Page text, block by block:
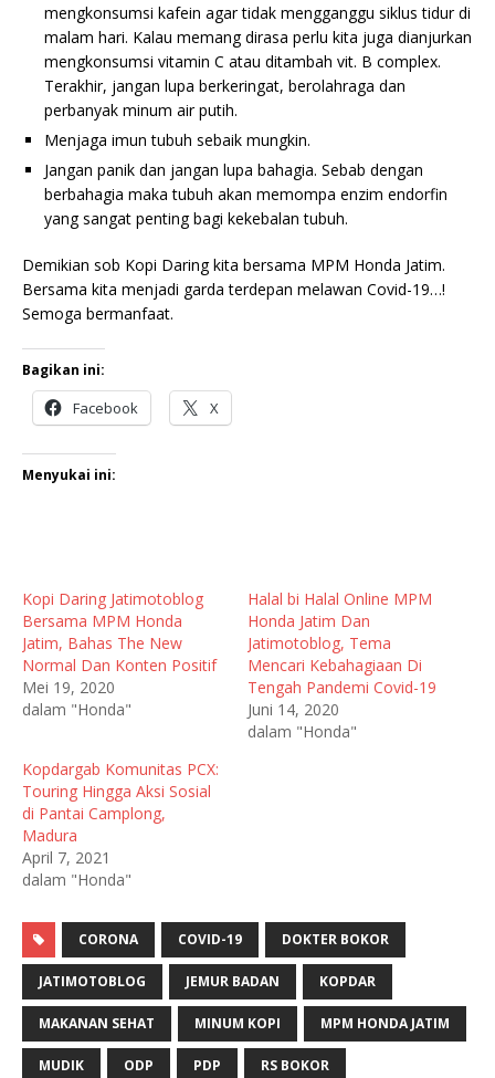
mengkonsumsi kafein agar tidak mengganggu siklus tidur di
malam hari. Kalau memang dirasa perlu kita juga dianjurkan
mengkonsumsi vitamin C atau ditambah vit. B complex.
Terakhir, jangan lupa berkeringat, berolahraga dan
perbanyak minum air putih.
Menjaga imun tubuh sebaik mungkin.
Jangan panik dan jangan lupa bahagia. Sebab dengan
berbahagia maka tubuh akan memompa enzim endorfin
yang sangat penting bagi kekebalan tubuh.
Demikian sob Kopi Daring kita bersama MPM Honda Jatim.
Bersama kita menjadi garda terdepan melawan Covid-19…!
Semoga bermanfaat.
Bagikan ini:
Facebook X
Menyukai ini:
Kopi Daring Jatimotoblog
Bersama MPM Honda
Jatim, Bahas The New
Normal Dan Konten Positif
Mei 19, 2020
dalam "Honda"
Halal bi Halal Online MPM
Honda Jatim Dan
Jatimotoblog, Tema
Mencari Kebahagiaan Di
Tengah Pandemi Covid-19
Juni 14, 2020
dalam "Honda"
Kopdargab Komunitas PCX:
Touring Hingga Aksi Sosial
di Pantai Camplong,
Madura
April 7, 2021
dalam "Honda"
CORONA COVID-19 DOKTER BOKOR
JATIMOTOBLOG JEMUR BADAN KOPDAR
MAKANAN SEHAT MINUM KOPI MPM HONDA JATIM
MUDIK ODP PDP RS BOKOR